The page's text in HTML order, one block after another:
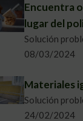
Encuentra
lugar del
Solución
08/03/2024
Materiales
Solución
24/02/2024